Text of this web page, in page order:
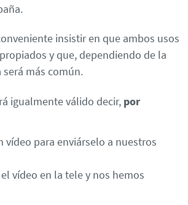
insistir en que ambos usos
y que, dependiendo de la
más común.
igualmente válido decir, por
vídeo para enviárselo a nuestros
vídeo en la tele y nos hemos